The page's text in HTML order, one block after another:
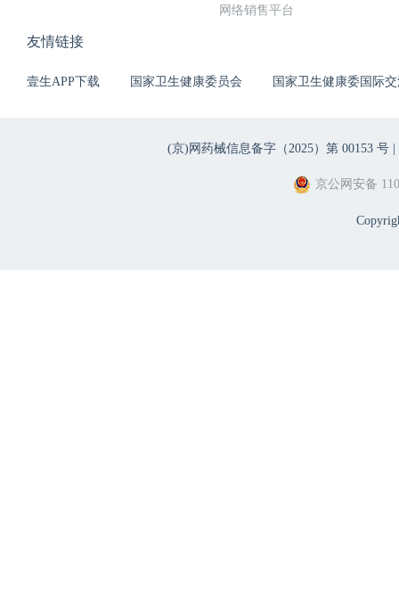
网络销售平台
友情链接
壹生APP下载 国家卫生健康委员会 国家卫生健康委国际
(京)网药械信息备字（2025）第 00153 号 |
京公网安备